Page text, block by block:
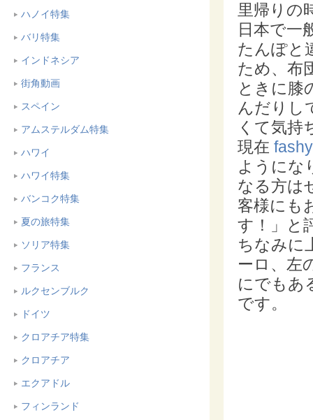
ハノイ特集
バリ特集
インドネシア
街角動画
スペイン
アムステルダム特集
ハワイ
ハワイ特集
バンコク特集
夏の旅特集
ソリア特集
フランス
ルクセンブルク
ドイツ
クロアチア特集
クロアチア
エクアドル
フィンランド
里帰りの
日本で一
たんぽと
ため、布
ときに膝
んだりし
くて気持
現在
ようにな
なる方は
客様にも
す！」と
ちなみに
ーロ、左
にでもあ
です。